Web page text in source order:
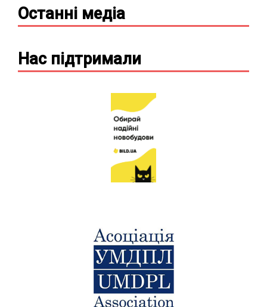
Останні медіа
Нас підтримали